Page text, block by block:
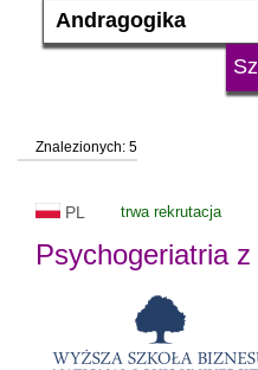
status uczelni
Znalezionych: 5
PL trwa rekrutacja
Psychogeriatria z